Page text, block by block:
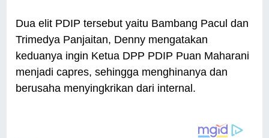
Dua elit PDIP tersebut yaitu Bambang Pacul dan
Trimedya Panjaitan, Denny mengatakan
keduanya ingin Ketua DPP PDIP Puan Maharani
menjadi capres, sehingga menghinanya dan
berusaha menyingkrikan dari internal.